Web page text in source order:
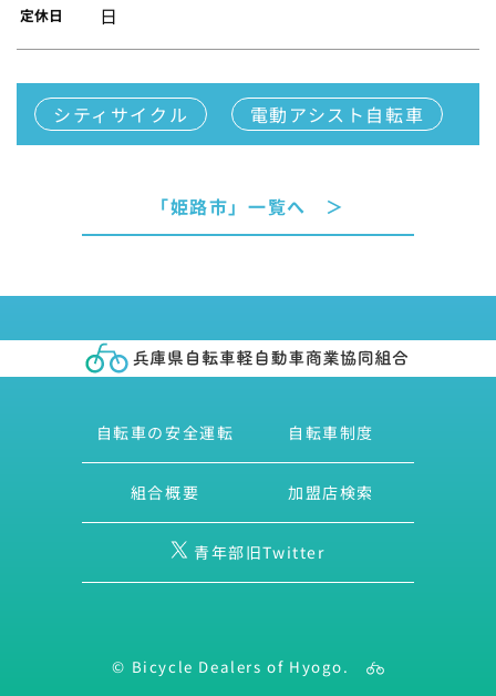
定休日 日
シティサイクル 電動アシスト自転車
「姫路市」一覧へ ＞
自転車の安全運転 自転車制度
組合概要 加盟店検索
青年部旧Twitter
© Bicycle Dealers of Hyogo.